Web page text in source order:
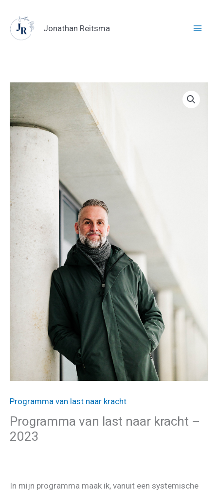
naar
Jonathan Reitsma
Programma van last naar kracht
Programma van last naar kracht –
2023
In mijn programma maak ik, vanuit een systemische